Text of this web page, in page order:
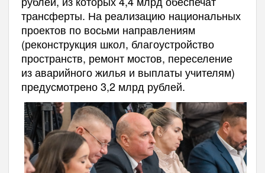
трансферты. На реализацию национальных
проектов по восьми направлениям
(реконструкция школ, благоустройство
пространств, ремонт мостов, переселение
из аварийного жилья и выплаты учителям)
предусмотрено 3,2 млрд рублей.